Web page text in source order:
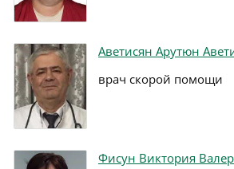
Аветисян Арутюн
врач скорой помощи
Фисун Виктория